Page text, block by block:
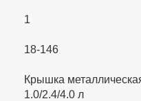
1
18-146
Крышка
1.0/2.4/4.0 л